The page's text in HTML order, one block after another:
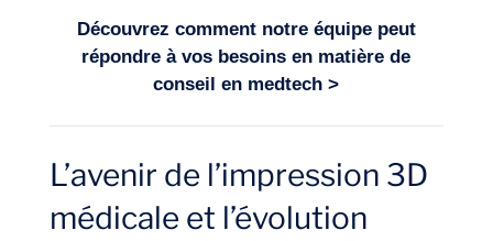
Découvrez comment notre équipe peut
répondre à vos besoins en matière de
conseil en medtech >
L’avenir de l’impression 3D
médicale et l’évolution